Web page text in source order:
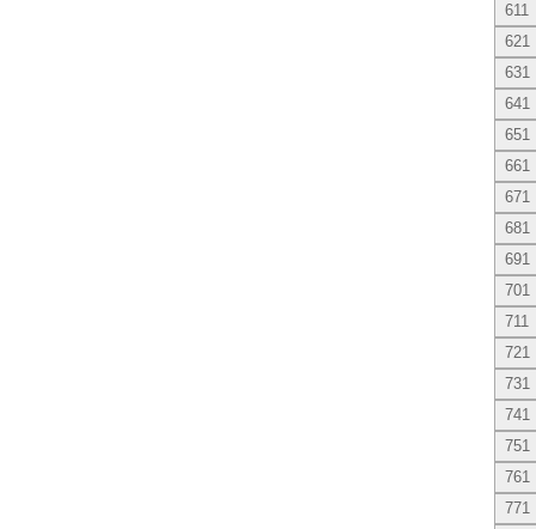
611
621
631
641
651
661
671
681
691
701
711
721
731
741
751
761
771